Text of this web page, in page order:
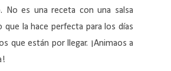
No es una receta con una salsa
que la hace perfecta para los días
que están por llegar. ¡Animaos a